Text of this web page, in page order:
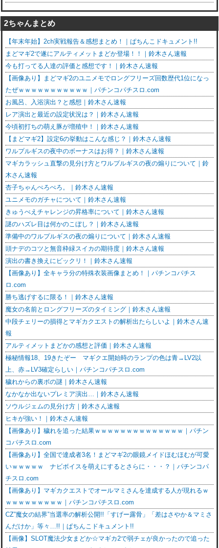
2ちゃんまとめ
【年末年始】2ch実戦報告＆感想まとめ！｜ぱちんこドキュメント!!
まどマギ2で遂にアルティメットまどか登場！！｜鈴木さん速報
今も打ってる人達の評価と感想です！｜鈴木さん速報
【画像あり】まどマギ2のユニメモでロングフリーズ回数歴代1位になっ
たぜｗｗｗｗｗｗｗｗｗｗｗ｜パチンコパチスロ.com
お風呂、入浴演出？と感想｜鈴木さん速報
レア演出と最近の設定状況は？｜鈴木さん速報
今頃初打ちの萌え豚が増殖中！｜鈴木さん速報
【まどマギ2】設定6の挙動はこんな感じ？｜鈴木さん速報
ワルプルギスの夜中のボーナスはお得？｜鈴木さん速報
マギカラッシュ直撃の見分け方とワルプルギスの夜の煽りについて｜鈴
木さん速報
杏子ちゃんぺろぺろ。｜鈴木さん速報
ユニメモのガチャについて｜鈴木さん速報
きゅうべえチャレンジの昇格率について｜鈴木さん速報
謎のハズレ目は何かのこぼし？｜鈴木さん速報
準備中のワルプルギスの夜の煽りについて｜鈴木さん速報
頭ナデのコツと無音枠緑スイカの期待度｜鈴木さん速報
演出の書き換えにビックリ！｜鈴木さん速報
【画像あり】全キャラ分の特殊衣装画像まとめ！｜パチンコパチス
ロ.com
勝ち逃げするに限る！｜鈴木さん速報
魔女の名前とロングフリーズのタイミング｜鈴木さん速報
中段チェリーの損得とマギカクエストの解析出たらしいよ｜鈴木さん速
報
アルティメットまどかの感想と評価｜鈴木さん速報
極秘情報18、19きたぞー マギクエ開始時のランプの色は青→LV2以
上、赤→LV3確定らしい｜パチンコパチスロ.com
穢れからの裏ボの謎｜鈴木さん速報
なかなか出ないプレミア演出…｜鈴木さん速報
ソウルジェムの見分け方｜鈴木さん速報
ヒキが強い！｜鈴木さん速報
【画像あり】穢れを追った結果ｗｗｗｗｗｗｗｗｗｗｗｗｗｗ｜パチン
コパチスロ.com
【画像あり】全国で達成者3名！まどマギ2の眼鏡メイドほむほむが可愛
いｗｗｗｗｗ ナビボイスを萌えにするとさらに・・・？｜パチンコパ
チスロ.com
【画像あり】マギカクエストでオールマミさんを達成する人が現れるｗ
ｗｗｗｗｗｗｗｗｗ｜パチンコパチスロ.com
CZ”魔女の結界”当選率の解析公開!!「すげー露骨」「差はさやか＆マミさ
んだけか」等々…!!｜ぱちんこドキュメント!!
【画像】SLOT魔法少女まどか☆マギカ2で弱チェが良かったので追った